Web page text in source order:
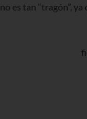
es tan “tragón”,